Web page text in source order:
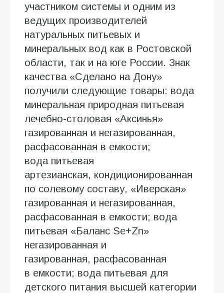
участником системы и одним из
ведущих производителей
натуральных питьевых и
минеральных вод как в Ростовской
области, так и на юге России. Знак
качества «Сделано на Дону»
получили следующие товары: вода
минеральная природная питьевая
лечебно-столовая «Аксинья»
газированная и негазированная,
расфасованная в емкости;
вода питьевая
артезианская, кондиционированная
по солевому составу, «Иверская»
газированная и негазированная,
расфасованная в емкости; вода
питьевая «Баланс Se+Zn»
негазированная и
газированная, расфасованная
в емкости; вода питьевая для
детского питания высшей категории